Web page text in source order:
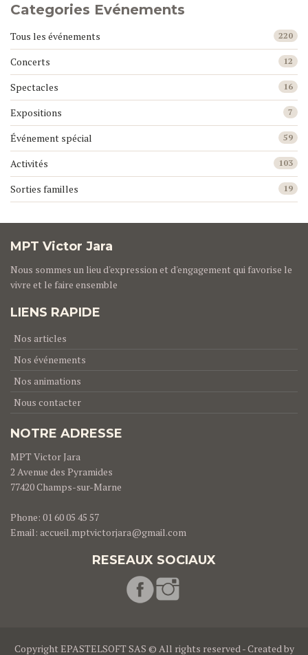
Categories Evénements
Tous les événements 220
Concerts 12
Spectacles 16
Expositions 7
Événement spécial 59
Activités 103
Sorties familles 19
MPT Victor Jara
Nous sommes un lieu d'expression et d'engagement qui favorise le
vivre et le faire ensemble
LIENS RAPIDE
Nos articles
Nos événements
Nos animations
Nous contacter
NOTRE ADRESSE
MPT Victor Jara
2 Avenue des Pyramides
77420 Champs-sur-Marne
Phone: 01 60 05 45 57
Email: accueil.mptvictorjara@gmail.com
RESEAUX SOCIAUX
Copyright EPASTELSOFT SAS © All rights reserved - Created by